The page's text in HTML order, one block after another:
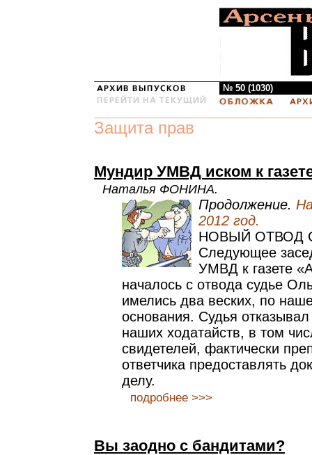
№ 50 (1030)
Защита прав
Мундир УМВД иском к
Наталья ФОНИНА.
Продолжение.
2012 год.
НОВЫЙ ОТВОД
Следующее
УМВД к газете
началось с отвода судье
имелись два веских, по
основания. Судья
наших ходатайств, в том
свидетелей, фактически
ответчика предоставлять
делу.
подробнее >>>
Вы заодно с бандитами?